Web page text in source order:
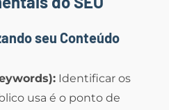
seu Conteúdo
Identificar os
usa é o ponto de